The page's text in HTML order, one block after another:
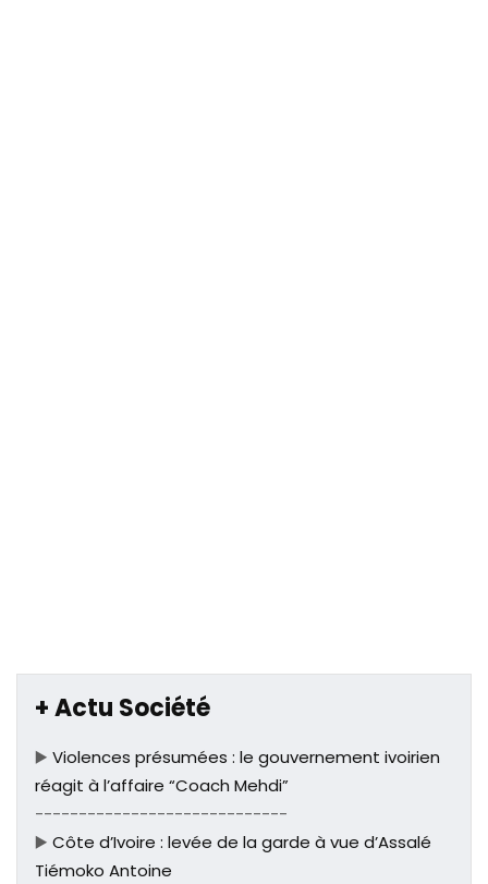
+ Actu Société
▶️ Violences présumées : le gouvernement ivoirien
réagit à l’affaire “Coach Mehdi”
-----------------------------
▶️ Côte d’Ivoire : levée de la garde à vue d’Assalé
Tiémoko Antoine